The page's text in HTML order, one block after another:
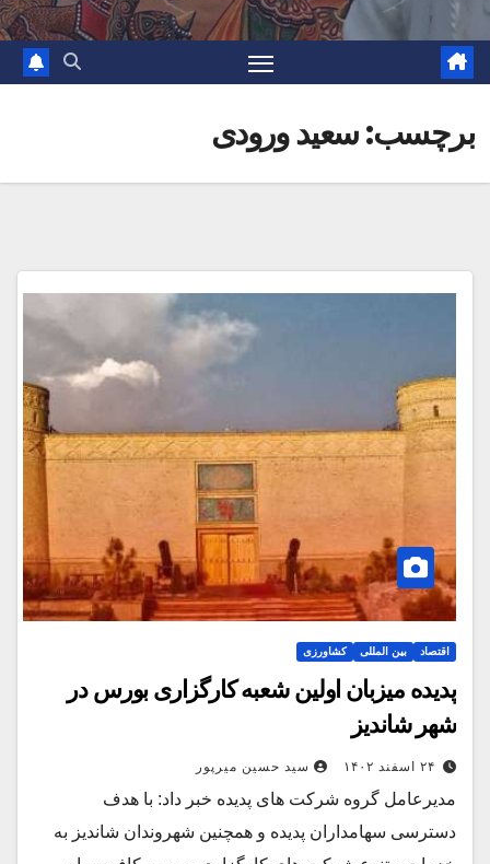
برچسب:سعید ورودی
اقتصاد بین المللی کشاورزی
پدیده میزبان اولین شعبه کارگزاری بورس در
شهر شاندیز
۲۴ اسفند ۱۴۰۲ سید حسین میرپور
مدیرعامل گروه شرکت های پدیده خبر داد: با هدف
دسترسی سهامداران پدیده و همچنین شهروندان شاندیز به